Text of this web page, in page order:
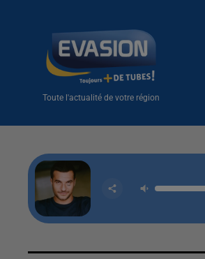
Toute l'actualité de votre région